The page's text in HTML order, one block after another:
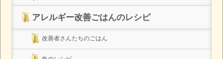
アレルギー改善ごはんのレシピ
改善者さんたちのごはん